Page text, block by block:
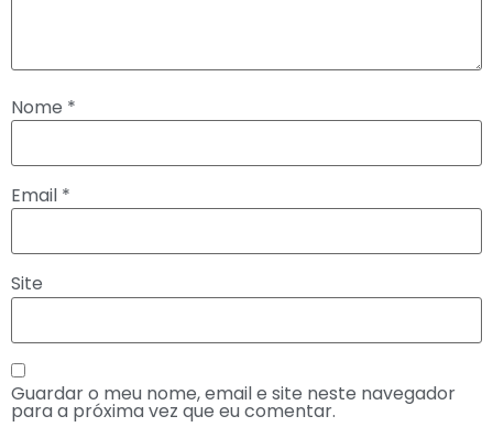
Nome *
Email *
Site
Guardar o meu nome, email e site neste navegador
para a próxima vez que eu comentar.